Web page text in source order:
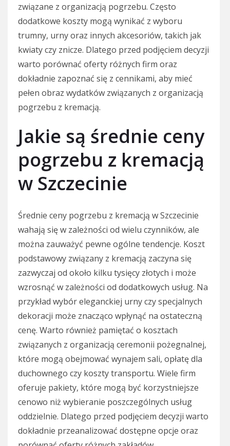
związane z organizacją pogrzebu. Często
dodatkowe koszty mogą wynikać z wyboru
trumny, urny oraz innych akcesoriów, takich jak
kwiaty czy znicze. Dlatego przed podjęciem decyzji
warto porównać oferty różnych firm oraz
dokładnie zapoznać się z cennikami, aby mieć
pełen obraz wydatków związanych z organizacją
pogrzebu z kremacją.
Jakie są średnie ceny
pogrzebu z kremacją
w Szczecinie
Średnie ceny pogrzebu z kremacją w Szczecinie
wahają się w zależności od wielu czynników, ale
można zauważyć pewne ogólne tendencje. Koszt
podstawowy związany z kremacją zaczyna się
zazwyczaj od około kilku tysięcy złotych i może
wzrosnąć w zależności od dodatkowych usług. Na
przykład wybór eleganckiej urny czy specjalnych
dekoracji może znacząco wpłynąć na ostateczną
cenę. Warto również pamiętać o kosztach
związanych z organizacją ceremonii pożegnalnej,
które mogą obejmować wynajem sali, opłatę dla
duchownego czy koszty transportu. Wiele firm
oferuje pakiety, które mogą być korzystniejsze
cenowo niż wybieranie poszczególnych usług
oddzielnie. Dlatego przed podjęciem decyzji warto
dokładnie przeanalizować dostępne opcje oraz